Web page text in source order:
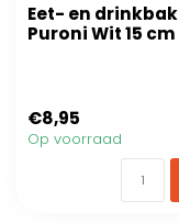
Eet- en drinkbak
Puroni Wit 15 cm
€8,95
Op voorraad